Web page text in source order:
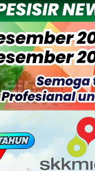
Bersama PW IWO
Program
Surat Konfirmasi ke PT
Jalur Lembah Anai dan
XII 2026 di Cibubur
dengan Insan Pers,